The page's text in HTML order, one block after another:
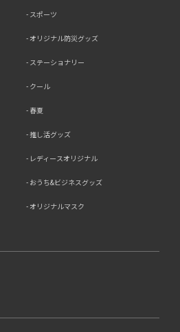
スポーツ
オリジナル防災グッズ
ステーショナリー
クール
春夏
推し活グッズ
レディースオリジナル
おうち&ビジネスグッズ
オリジナルマスク